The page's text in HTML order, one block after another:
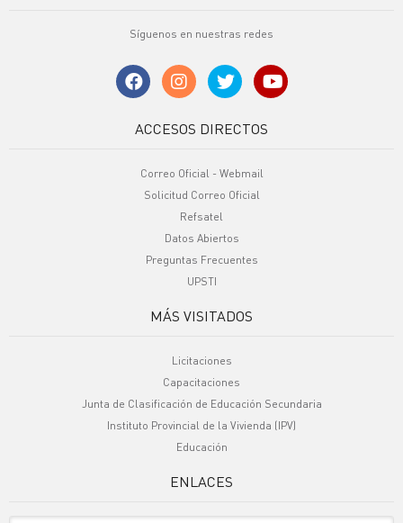
Síguenos en nuestras redes
ACCESOS DIRECTOS
Correo Oficial - Webmail
Solicitud Correo Oficial
Refsatel
Datos Abiertos
Preguntas Frecuentes
UPSTI
MÁS VISITADOS
Licitaciones
Capacitaciones
Junta de Clasificación de Educación Secundaria
Instituto Provincial de la Vivienda (IPV)
Educación
ENLACES